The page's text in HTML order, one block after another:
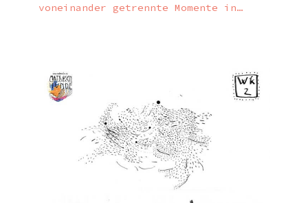
voneinander getrennte Momente in…